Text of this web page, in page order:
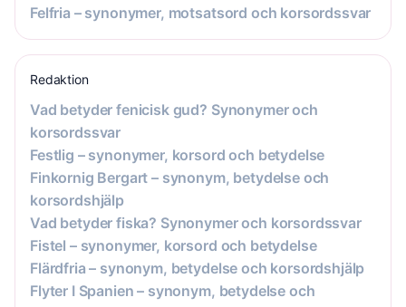
Felfria – synonymer, motsatsord och korsordssvar
Redaktion
Vad betyder fenicisk gud? Synonymer och
korsordssvar
Festlig – synonymer, korsord och betydelse
Finkornig Bergart – synonym, betydelse och
korsordshjälp
Vad betyder fiska? Synonymer och korsordssvar
Fistel – synonymer, korsord och betydelse
Flärdfria – synonym, betydelse och korsordshjälp
Flyter I Spanien – synonym, betydelse och